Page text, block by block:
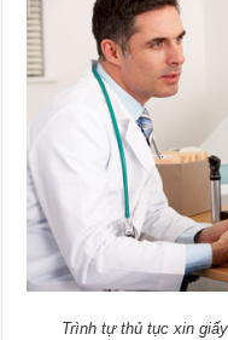
Trình tự thủ tục xin